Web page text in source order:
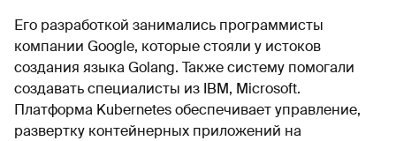
Его разработкой занимались программисты
компании Google, которые стояли у истоков
создания языка Golang. Также систему помогали
создавать специалисты из IBM, Microsoft.
Платформа Kubernetes обеспечивает управление,
развертку контейнерных приложений на